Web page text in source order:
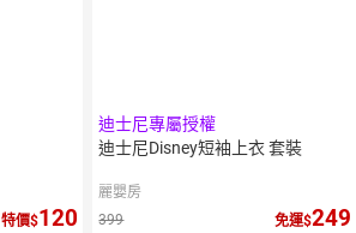
特價 120
迪士尼專屬授權
迪士尼Disney短袖上衣 套裝
麗嬰房
399
免運 249